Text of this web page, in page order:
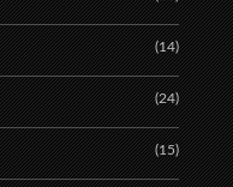
(14)
(24)
(15)